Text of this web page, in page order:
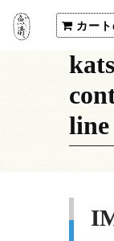
カー
/
line